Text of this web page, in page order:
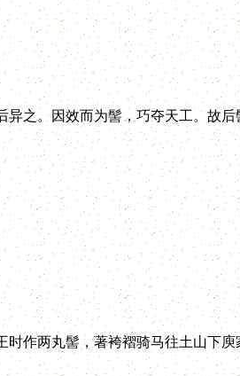
之。因效而为髻，巧夺天工。故后
作两丸髻，著袴褶骑马往土山下庾